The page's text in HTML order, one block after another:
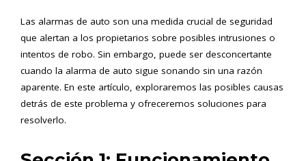
Las alarmas de auto son una medida crucial de seguridad
que alertan a los propietarios sobre posibles intrusiones o
intentos de robo. Sin embargo, puede ser desconcertante
cuando la alarma de auto sigue sonando sin una razón
aparente. En este artículo, exploraremos las posibles causas
detrás de este problema y ofreceremos soluciones para
resolverlo.